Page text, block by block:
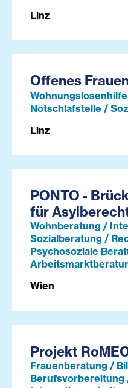
Linz
Offenes
Notschlafstelle /
Linz
PONTO -
für
Wohnberatung /
Sozialberatung /
Psychosoziale
Wien
Projekt
Frauenberatung /
Berufsvorbereitung